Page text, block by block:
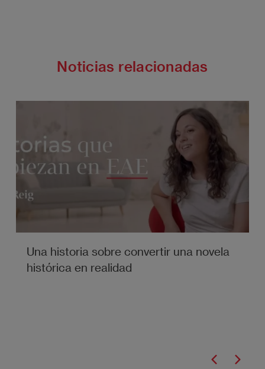
Noticias relacionadas
Una historia sobre convertir una novela
histórica en realidad